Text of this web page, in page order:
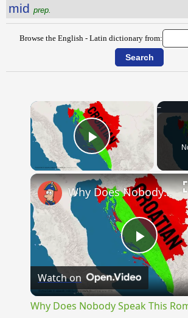
mid prep.
Browse the English - Latin dictionary from:
×
Play Video
Play
Video
Why Does Nobody Speak This Romance Language Anymore?
Watch on
Why Does Nobody Speak This